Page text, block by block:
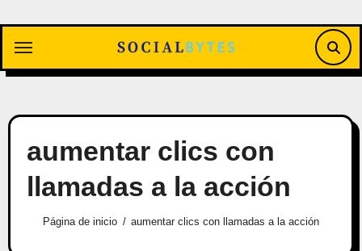
contenido
aumentar clics con
llamadas a la acción
Página de inicio aumentar clics con llamadas a la acción